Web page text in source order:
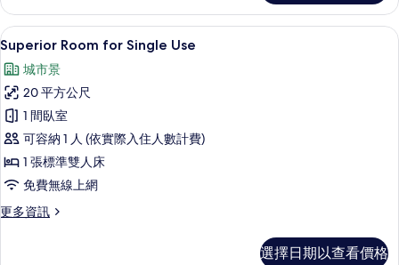
的
詳
情
顯
示
Superior
Room
for
Single
Use
的
所
高級寢具、羽絨被、迷你吧、客房內保
5
Superior Room for Single Use
城市景
20 平方公尺
1 間臥室
可容納 1 人 (依實際入住人數計費)
1 張標準雙人床
免費無線上網
更多資訊
更
選擇日期以查看價格